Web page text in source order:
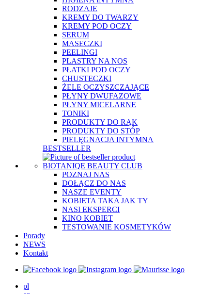
RODZAJE
KREMY DO TWARZY
KREMY POD OCZY
SERUM
MASECZKI
PEELINGI
PLASTRY NA NOS
PŁATKI POD OCZY
CHUSTECZKI
ŻELE OCZYSZCZAJĄCE
PŁYNY DWUFAZOWE
PŁYNY MICELARNE
TONIKI
PRODUKTY DO RĄK
PRODUKTY DO STÓP
PIELĘGNACJA INTYMNA
BESTSELLER
BIOTANIQE BEAUTY CLUB
POZNAJ NAS
DOŁĄCZ DO NAS
NASZE EVENTY
KOBIETA TAKA JAK TY
NASI EKSPERCI
KINO KOBIET
TESTOWANIE KOSMETYKÓW
Porady
NEWS
Kontakt
pl